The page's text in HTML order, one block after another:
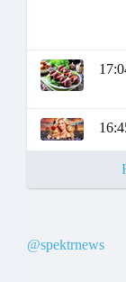
@spektrnews